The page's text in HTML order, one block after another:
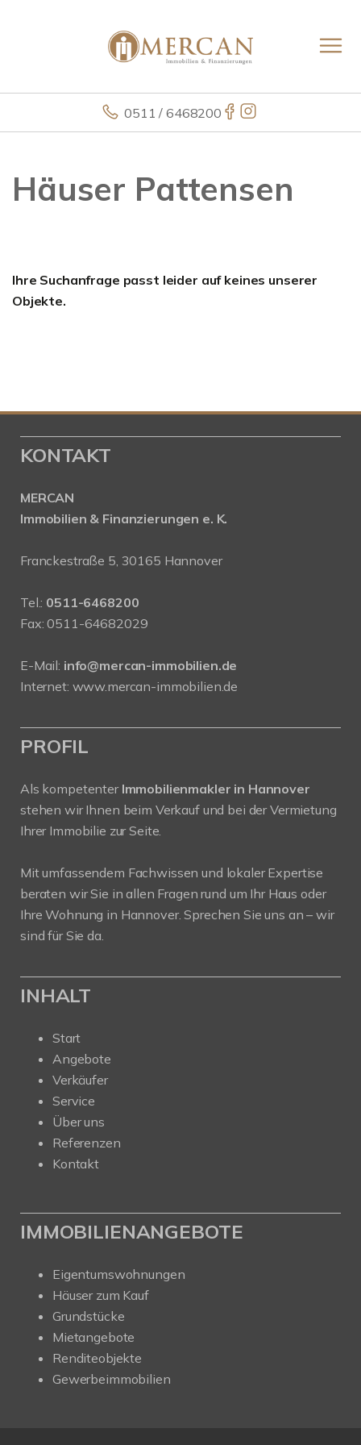
0511 / 6468200
Häuser Pattensen
Ihre Suchanfrage passt leider auf keines unserer
Objekte.
KONTAKT
MERCAN
Immobilien & Finanzierungen e. K.
Franckestraße 5, 30165 Hannover
Tel.: 0511-6468200
Fax: 0511-64682029
E-Mail: info@mercan-immobilien.de
Internet: www.mercan-immobilien.de
PROFIL
Als kompetenter Immobilienmakler in Hannover
stehen wir Ihnen beim Verkauf und bei der Vermietung
Ihrer Immobilie zur Seite.
Mit umfassendem Fachwissen und lokaler Expertise
beraten wir Sie in allen Fragen rund um Ihr Haus oder
Ihre Wohnung in Hannover. Sprechen Sie uns an – wir
sind für Sie da.
INHALT
Start
Angebote
Verkäufer
Service
Über uns
Referenzen
Kontakt
IMMOBILIENANGEBOTE
Eigentumswohnungen
Häuser zum Kauf
Grundstücke
Mietangebote
Renditeobjekte
Gewerbeimmobilien